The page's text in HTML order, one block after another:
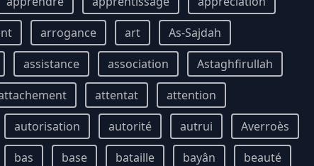
arrogance art
As-Sajdah
assistance association
Astaghfirullah
attentat
attention
autorisation autorité autrui
Averroès
bas base bataille bayân
beauté